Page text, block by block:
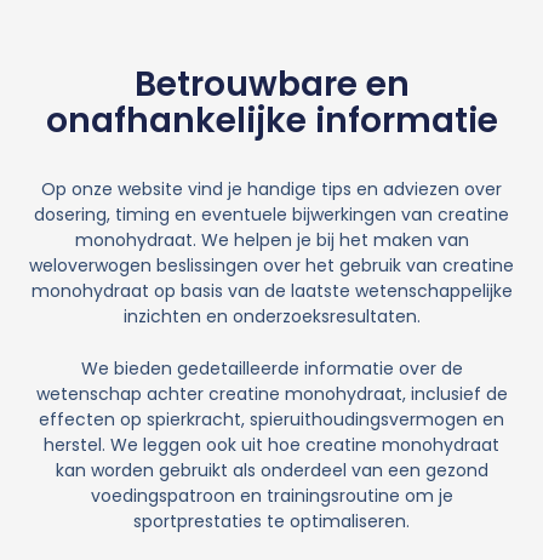
Betrouwbare en
onafhankelijke informatie
Op onze website vind je handige tips en adviezen over
dosering, timing en eventuele bijwerkingen van creatine
monohydraat. We helpen je bij het maken van
weloverwogen beslissingen over het gebruik van creatine
monohydraat op basis van de laatste wetenschappelijke
inzichten en onderzoeksresultaten.
We bieden gedetailleerde informatie over de
wetenschap achter creatine monohydraat, inclusief de
effecten op spierkracht, spieruithoudingsvermogen en
herstel. We leggen ook uit hoe creatine monohydraat
kan worden gebruikt als onderdeel van een gezond
voedingspatroon en trainingsroutine om je
sportprestaties te optimaliseren.